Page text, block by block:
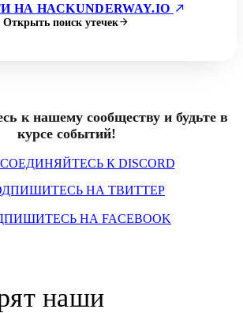
НА HACKUNDERWAY.IO
Открыть поиск утечек
к нашему сообществу и будьте в
курсе событий!
К DISCORD
НА ТВИТТЕР
НА FACEBOOK
наши